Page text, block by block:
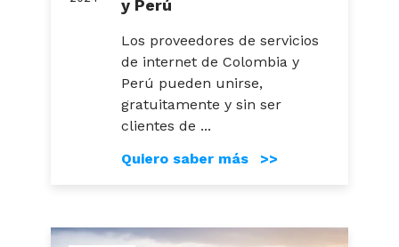
y Perú
Los proveedores de servicios
de internet de Colombia y
Perú pueden unirse,
gratuitamente y sin ser
clientes de ...
Quiero saber más >>